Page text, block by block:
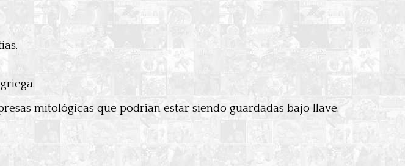
mitológicas que podrían estar siendo guardadas bajo llave.